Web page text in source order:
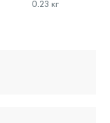
0.23 кг